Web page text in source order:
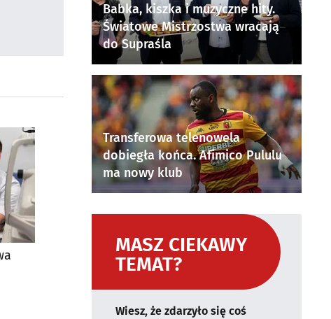
Babka, kiszka i muzyczne hity.
Światowe Mistrzostwa wracają
do Supraśla
Transferowa telenowela
dobiegła końca. Afimico Pululu
ma nowy klub
MASZ CIEKAWY
TEMAT?
Wiesz, że zdarzyło się coś